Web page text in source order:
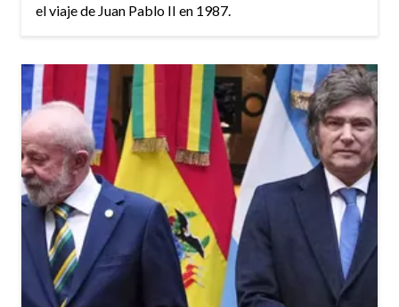
el viaje de Juan Pablo II en 1987.